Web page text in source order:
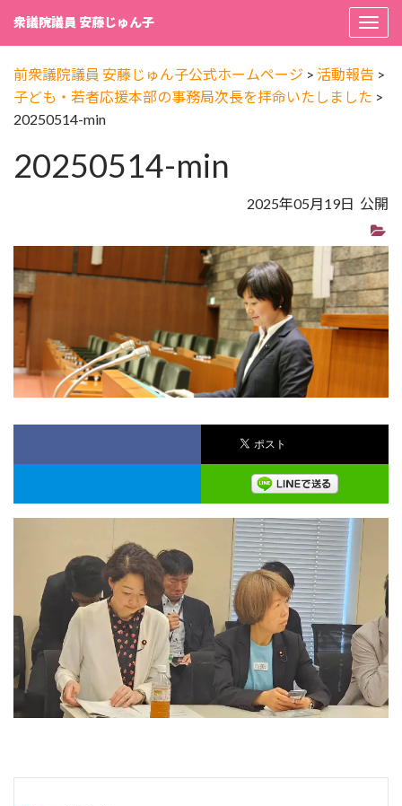
衆議院議員 安藤じゅん子
前衆議院議員 安藤じゅん子公式ホームページ > 活動報告 >
子ども・若者応援本部の事務局次長を拝命いたしました >
20250514-min
20250514-min
2025年05月19日 公開